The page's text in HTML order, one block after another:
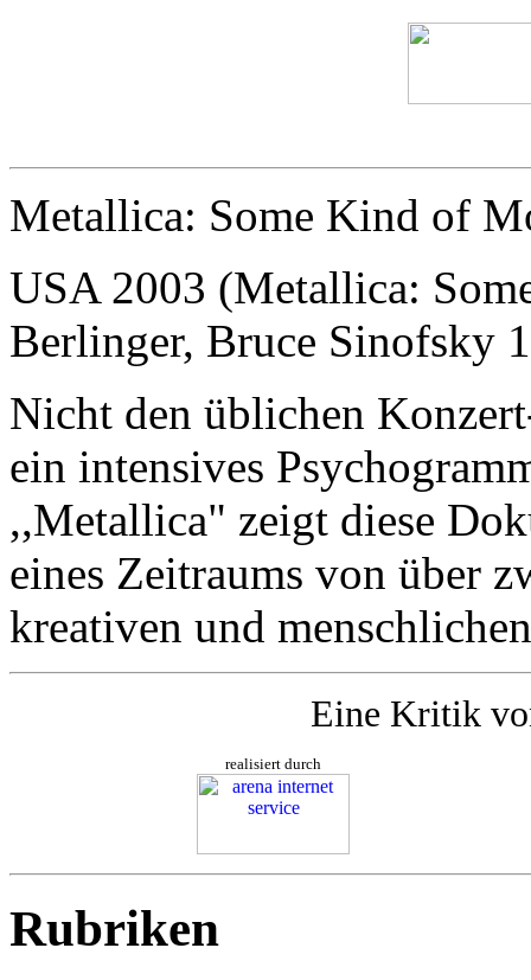
Metallica: Some Kind of
USA 2003 (Metallica:
Berlinger, Bruce Sinofsky
Nicht den üblichen
ein intensives
,,Metallica" zeigt diese
eines Zeitraums von über
kreativen und
Eine Kritik
realisiert durch
Rubriken